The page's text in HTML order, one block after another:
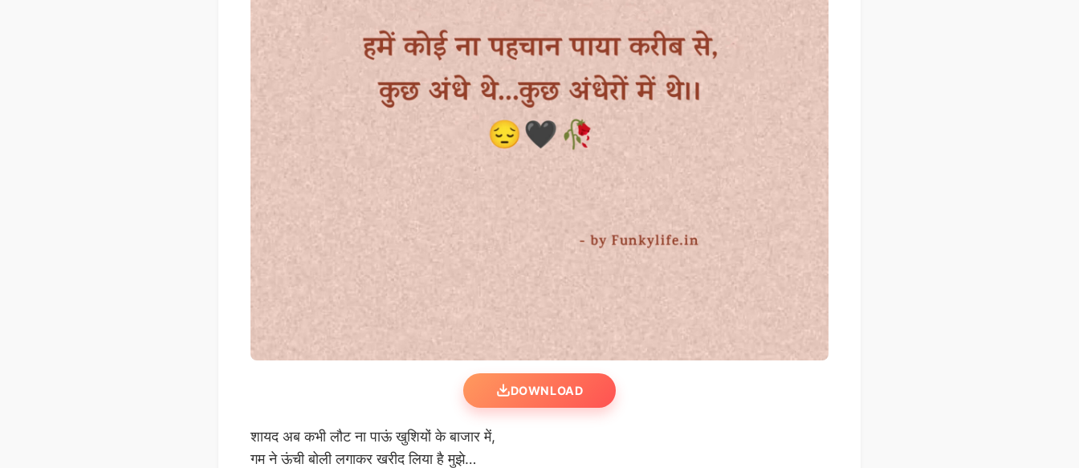
DOWNLOAD
शायद अब कभी लौट ना पाऊं खुशियों के बाजार में,
गम ने ऊंची बोली लगाकर खरीद लिया है मुझे…